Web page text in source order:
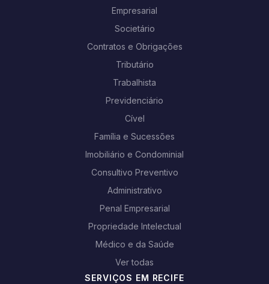
Empresarial
Societário
Contratos e Obrigações
Tributário
Trabalhista
Previdenciário
Cível
Família e Sucessões
Imobiliário e Condominial
Consultivo Preventivo
Administrativo
Penal Empresarial
Propriedade Intelectual
Médico e da Saúde
Ver todas
SERVIÇOS EM RECIFE